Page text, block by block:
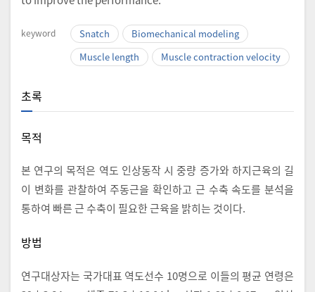
keyword Snatch
Biomechanical modeling
Muscle length
Muscle contraction velocity
초록
목적
본 연구의 목적은 역도 인상동작 시 중량 증가와 하지근육의 길
이 변화를 관찰하여 주동근을 확인하고 근 수축 속도를 분석을
통하여 빠른 근 수축이 필요한 근육을 밝히는 것이다.
방법
연구대상자는 국가대표 역도선수 10명으로 이들의 평균 연령은